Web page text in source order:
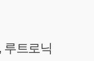
루트로닉